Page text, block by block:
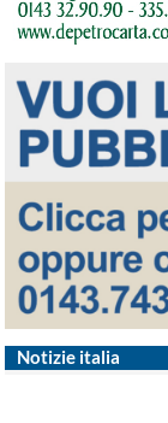
Notizie italia